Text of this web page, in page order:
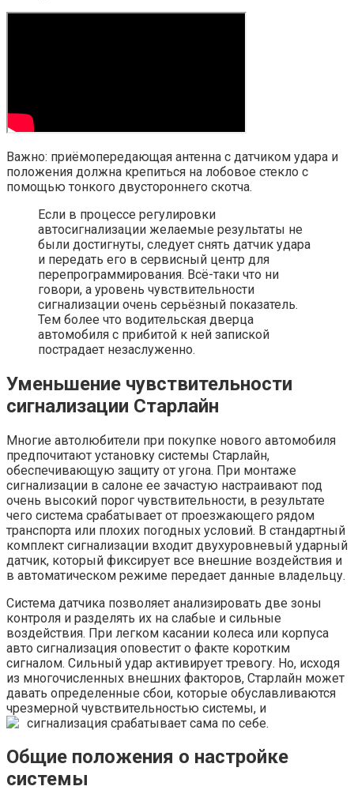
Важно: приёмопередающая антенна с датчиком удара и
положения должна крепиться на лобовое стекло с
помощью тонкого двустороннего скотча.
Если в процессе регулировки
автосигнализации желаемые результаты не
были достигнуты, следует снять датчик удара
и передать его в сервисный центр для
перепрограммирования. Всё-таки что ни
говори, а уровень чувствительности
сигнализации очень серьёзный показатель.
Тем более что водительская дверца
автомобиля с прибитой к ней запиской
пострадает незаслуженно.
Уменьшение чувствительности
сигнализации Старлайн
Многие автолюбители при покупке нового автомобиля
предпочитают установку системы Старлайн,
обеспечивающую защиту от угона. При монтаже
сигнализации в салоне ее зачастую настраивают под
очень высокий порог чувствительности, в результате
чего система срабатывает от проезжающего рядом
транспорта или плохих погодных условий. В стандартный
комплект сигнализации входит двухуровневый ударный
датчик, который фиксирует все внешние воздействия и
в автоматическом режиме передает данные владельцу.
Система датчика позволяет анализировать две зоны
контроля и разделять их на слабые и сильные
воздействия. При легком касании колеса или корпуса
авто сигнализация оповестит о факте коротким
сигналом. Сильный удар активирует тревогу. Но, исходя
из многочисленных внешних факторов, Старлайн может
давать определенные сбои, которые обуславливаются
чрезмерной чувствительностью системы, и
сигнализация срабатывает сама по себе.
Общие положения о настройке
системы